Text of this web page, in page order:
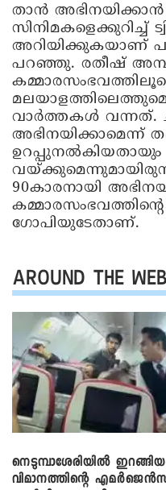
താന്‍
സിനിമകളെക്കുറിച്ച്
അറിയിക്കുകയാണ്
പറഞ്ഞു. രതീഷ്
വാര്‍ത്തകള്‍ വന്നത്.
അഭിനയിക്കാമെന്ന്
ഉറപ്പുനല്‍കിയതായും
90കാരനായി
ഗോപിയുടേതാണ്.
AROUND THE WEB
നെടുമ്പാശേരിയിൽ ഇറങ്ങിയ
വിമാനത്തിന്റെ